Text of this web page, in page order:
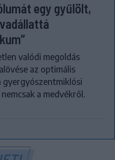
egy gyűlölt,
valódi megoldás
az optimális
gyergyószentmiklósi
a medvékről.